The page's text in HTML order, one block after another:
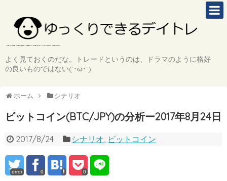
よく見ておくのだな。トレードというのは、ドラマのように格好
の良いものではない(`･ω･´)
ホーム シナリオ
ビットコイン(BTC/JPY)の分析ー2017年8月24日
2017/8/24 シナリオ ビットコイン
error 0 0